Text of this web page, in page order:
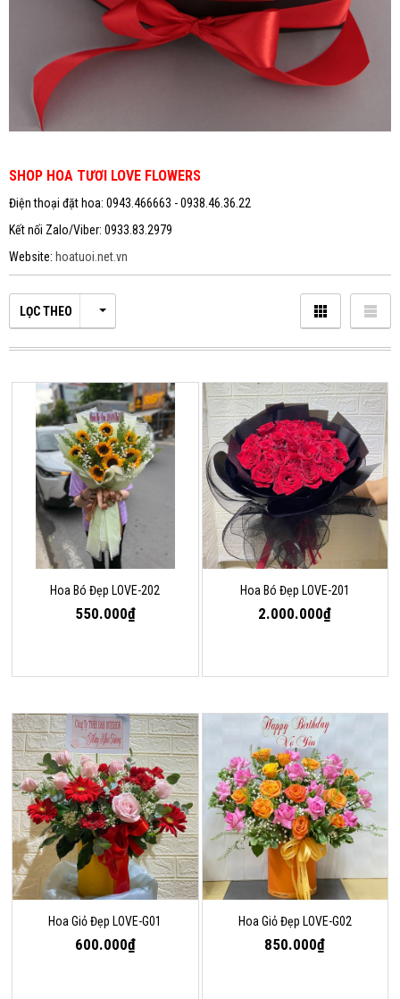
SHOP HOA TƯƠI LOVE FLOWERS
Điện thoại đặt hoa: 0943.466663 - 0938.46.36.22
Kết nối Zalo/Viber: 0933.83.2979
Website: hoatuoi.net.vn
LỌC THEO
Hoa Bó Đẹp LOVE-202
550.000₫
Hoa Bó Đẹp LOVE-201
2.000.000₫
Hoa Giỏ Đẹp LOVE-G01
600.000₫
Hoa Giỏ Đẹp LOVE-G02
850.000₫